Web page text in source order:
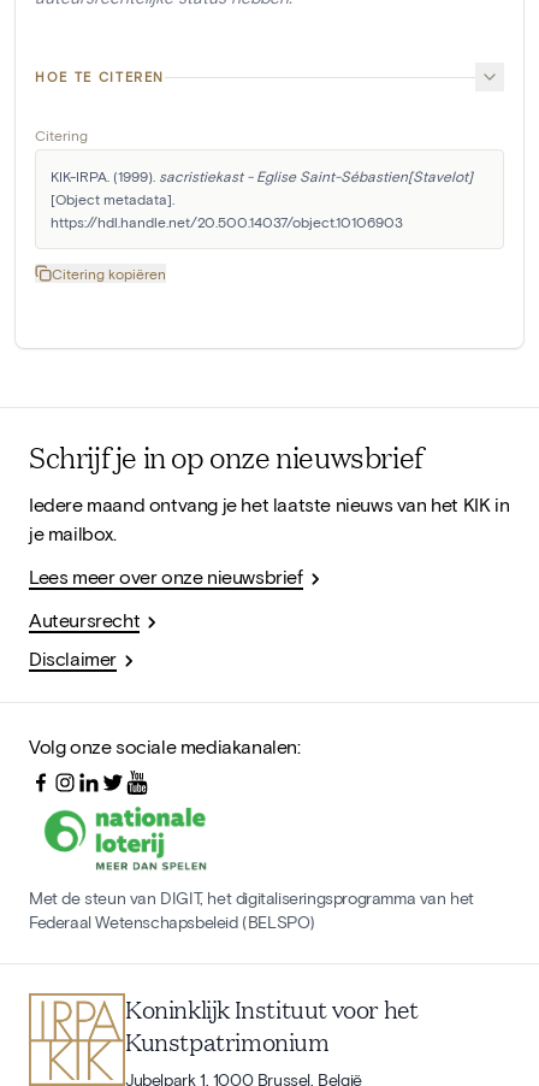
HOE TE CITEREN
Citering
KIK-IRPA. (1999). sacristiekast - Eglise Saint-Sébastien[Stavelot]
[Object metadata].
https://hdl.handle.net/20.500.14037/object.10106903
Citering kopiëren
Schrijf je in op onze nieuwsbrief
Iedere maand ontvang je het laatste nieuws van het KIK in
je mailbox.
Lees meer over onze nieuwsbrief
Auteursrecht
Disclaimer
Volg onze sociale mediakanalen:
Met de steun van DIGIT, het digitaliseringsprogramma van het
Federaal Wetenschapsbeleid (BELSPO)
Koninklijk Instituut voor het
Kunstpatrimonium
Jubelpark 1, 1000 Brussel, België